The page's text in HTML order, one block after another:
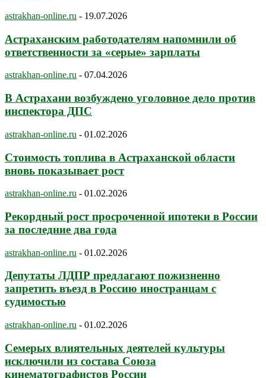
astrakhan-online.ru - 19.07.2026
Астраханским работодателям напомнили об
ответственности за «серые» зарплаты
astrakhan-online.ru - 07.04.2026
В Астрахани возбуждено уголовное дело против
инспектора ДПС
astrakhan-online.ru - 01.02.2026
Стоимость топлива в Астраханской области
вновь показывает рост
astrakhan-online.ru - 01.02.2026
Рекордный рост просроченной ипотеки в России
за последние два года
astrakhan-online.ru - 01.02.2026
Депутаты ЛДПР предлагают пожизненно
запретить въезд в Россию иностранцам с
судимостью
astrakhan-online.ru - 01.02.2026
Семерых влиятельных деятелей культуры
исключили из состава Союза
кинематографистов России